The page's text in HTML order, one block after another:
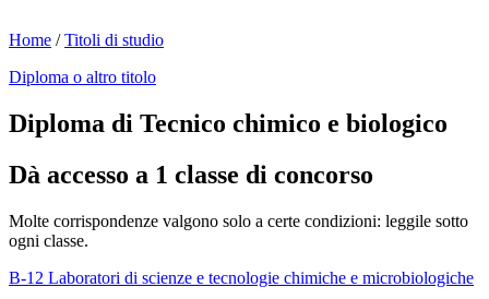
Home /Titoli di studio
Diploma o altro titolo
Diploma di Tecnico chimico e biologico
Dà accesso a 1 classe di concorso
Molte corrispondenze valgono solo a certe condizioni: leggile sotto
ogni classe.
B-12 Laboratori di scienze e tecnologie chimiche e microbiologiche